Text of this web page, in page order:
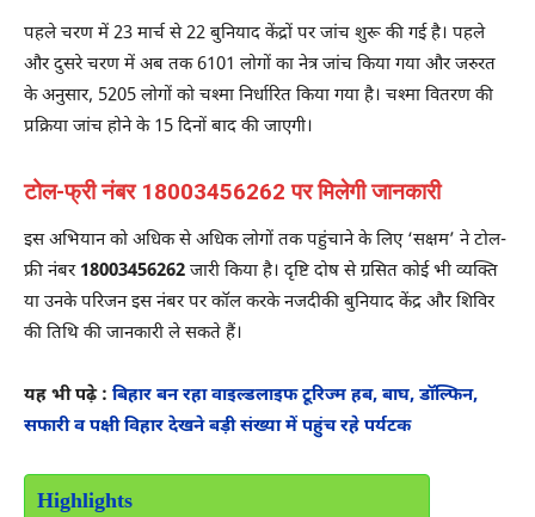
पहले चरण में 23 मार्च से 22 बुनियाद केंद्रों पर जांच शुरू की गई है। पहले
और दुसरे चरण में अब तक 6101 लोगों का नेत्र जांच किया गया और जरुरत
के अनुसार, 5205 लोगों को चश्मा निर्धारित किया गया है। चश्मा वितरण की
प्रक्रिया जांच होने के 15 दिनों बाद की जाएगी।
टोल-फ्री नंबर 18003456262 पर मिलेगी जानकारी
इस अभियान को अधिक से अधिक लोगों तक पहुंचाने के लिए ‘सक्षम’ ने टोल-
फ्री नंबर18003456262 जारी किया है। दृष्टि दोष से ग्रसित कोई भी व्यक्ति
या उनके परिजन इस नंबर पर कॉल करके नजदीकी बुनियाद केंद्र और शिविर
की तिथि की जानकारी ले सकते हैं।
यह भी पढ़े : बिहार बन रहा वाइल्डलाइफ टूरिज्म हब, बाघ, डॉल्फिन,
सफारी व पक्षी विहार देखने बड़ी संख्या में पहुंच रहे पर्यटक
Highlights